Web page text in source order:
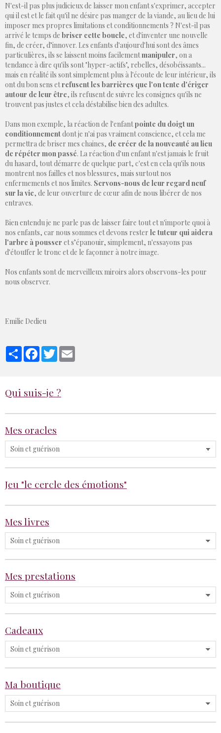
N'est-il pas plus judicieux de laisser mon enfant s'exprimer, accepter
qui il est et le fait qu'il ne désire pas manger de la viande, au lieu de lui
imposer mes propres limitations et conditionnements ? N'est-il pas
arrivé le temps de briser cette boucle, et d'inventer une nouvelle
fin, de créer, d’innover. Les enfants d'aujourd'hui sont des âmes
particulières, ils se laissent moins facilementmanipuler, on a
tendance à dire qu'ils sont "hyper-actifs", rebelles, désobéissants...
mais en réalité ils sont simplement plus à l'écoute de leur intérieur, ils
ont du bon sens etrefusent les barrières que l'on tente d'ériger
autour de leur être, ils refusent de suivre les consignes qu'ils ne
trouvent pas justes et cela déstabilise bien des adultes.
Dans mon exemple, la réaction de l'enfantpointe du doigt un
conditionnementdont je n'ai pas vraiment conscience, et cela me
permettra de briser mes chaines, de créer de la nouveauté au lieu
de répéter mon passé. La réaction d'un enfant n'est jamais le fruit
du hasard, tout démarre de quelque part, c'est en cela qu'ils nous
montrent nos failles et nos blessures, mais surtout nos
enfermements et nos limites. Servons-nous de leur regard neuf
sur la vie, de leur ouverture de cœur afin de nous libérer de nos
entraves.
Bien entendu je ne parle pas de laisser faire tout et n'importe quoi à
nos enfants, car nous sommes et devons rester le tuteur qui aidera
l'arbre à pousser et s’épanouir, simplement, n'essayons pas
d'étouffer le tronc et de le façonner à notre image.
Nos enfants sont de merveilleux miroirs alors observons-les pour
nous observer.
Emilie Dedieu
PartagerFacebook
Twitter
Qui suis-je ?
Mes oracles
Jeu "le cercle des émotions"
Mes livres
Mes prestations
Cadeaux
Ma boutique